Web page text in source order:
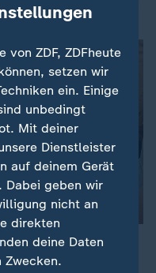
und
von ZDF, ZDFheute
setzen wir
ein. Einige
unbedingt
Mit deiner
Dienstleister
auf deinem Gerät
Dabei geben wir
nicht an
direkten
deine Daten
Zwecken.